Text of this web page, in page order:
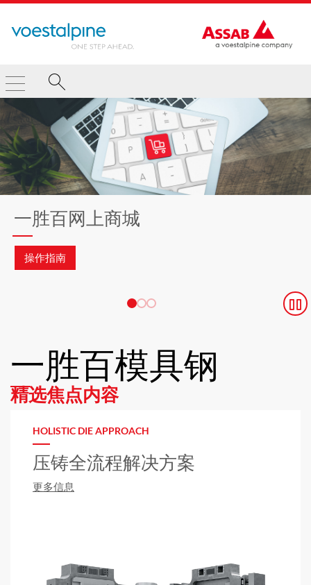
一胜百网上商城
操作指南
一胜百模具钢
精选焦点内容
HOLISTIC DIE APPROACH
压铸全流程解决方案
更多信息